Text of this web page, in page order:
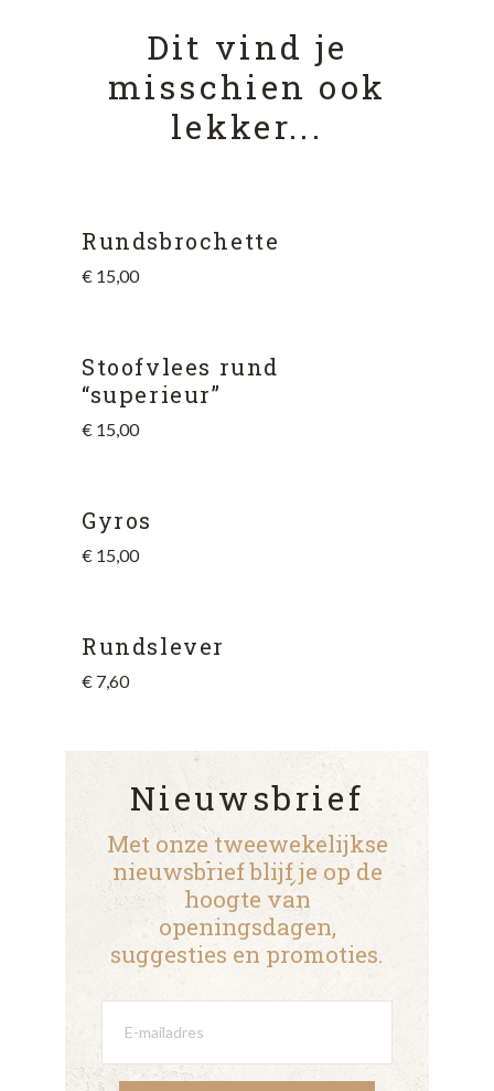
Dit vind je
misschien ook
lekker...
Rundsbrochette
€ 15,00
Stoofvlees rund
“superieur”
€ 15,00
Gyros
€ 15,00
Rundslever
€ 7,60
Nieuwsbrief
Met onze tweewekelijkse
nieuwsbrief blijf je op de
hoogte van
openingsdagen,
suggesties en promoties.